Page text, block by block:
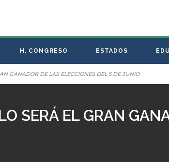
H. CONGRESO ESTADOS
GANADOR DE LAS ELECCIONES DEL 5 DE JUNIO
SERÁ EL GRAN